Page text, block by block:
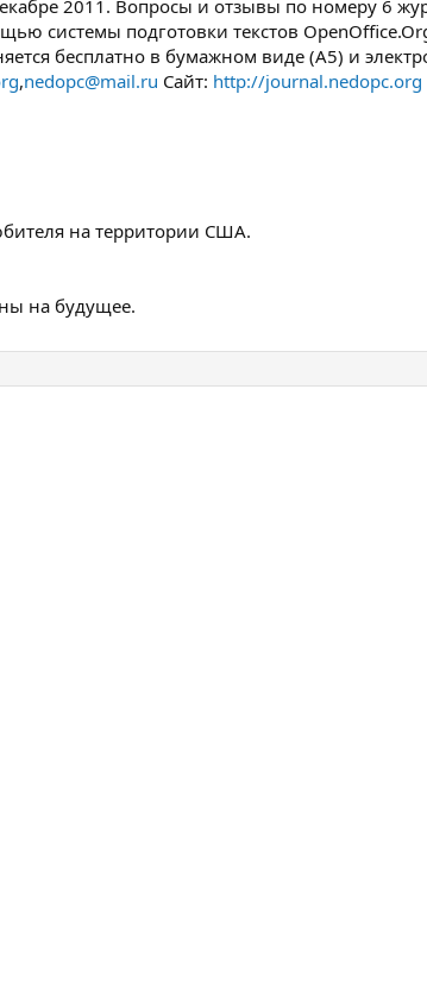
2011. Вопросы и отзывы по номеру 6
системы подготовки текстов
бесплатно в бумажном виде (A5) и
,nedopc@mail.ru Сайт: http://journal.nedopc.org
на территории США.
на будущее.